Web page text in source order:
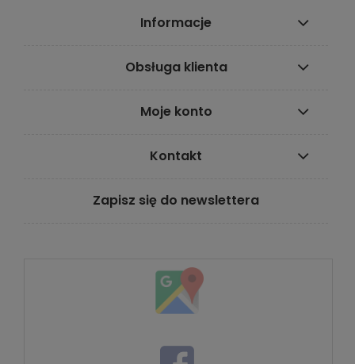
Informacje
Obsługa klienta
Moje konto
Kontakt
Zapisz się do newslettera